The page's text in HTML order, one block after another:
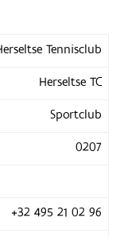
Tennisclub
Herseltse TC
Sportclub
0207
+32 495 21 02 96